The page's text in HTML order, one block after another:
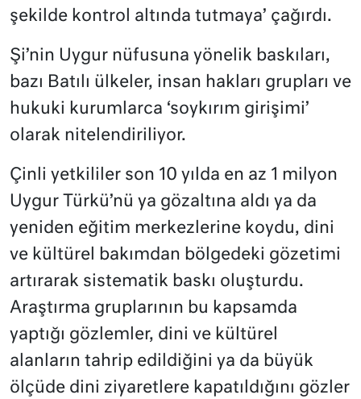
şekilde kontrol altında tutmaya’ çağırdı.
Şi’nin Uygur nüfusuna yönelik baskıları,
bazı Batılı ülkeler, insan hakları grupları ve
hukuki kurumlarca ‘soykırım girişimi’
olarak nitelendiriliyor.
Çinli yetkililer son 10 yılda en az 1 milyon
Uygur Türkü’nü ya gözaltına aldı ya da
yeniden eğitim merkezlerine koydu, dini
ve kültürel bakımdan bölgedeki gözetimi
artırarak sistematik baskı oluşturdu.
Araştırma gruplarının bu kapsamda
yaptığı gözlemler, dini ve kültürel
alanların tahrip edildiğini ya da büyük
ölçüde dini ziyaretlere kapatıldığını gözler